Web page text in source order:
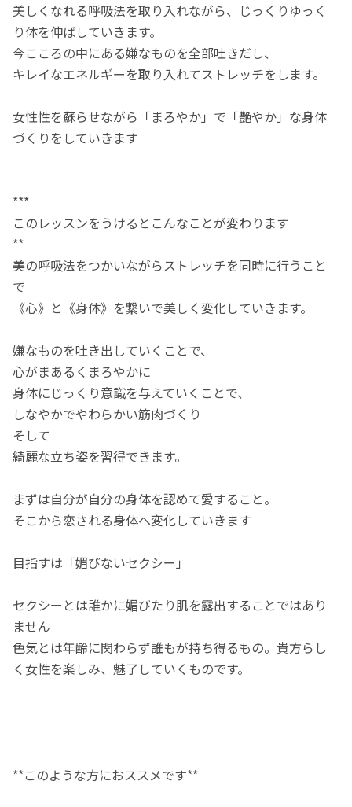
美しくなれる呼吸法を取り入れながら、じっくりゆっく
り体を伸ばしていきます。
今こころの中にある嫌なものを全部吐きだし、
キレイなエネルギーを取り入れてストレッチをします。
女性性を蘇らせながら「まろやか」で「艶やか」な身体
づくりをしていきます
***
このレッスンをうけるとこんなことが変わります
**
美の呼吸法をつかいながらストレッチを同時に行うこと
で
《心》と《身体》を繋いで美しく変化していきます。
嫌なものを吐き出していくことで、
心がまあるくまろやかに
身体にじっくり意識を与えていくことで、
しなやかでやわらかい筋肉づくり
そして
綺麗な立ち姿を習得できます。
まずは自分が自分の身体を認めて愛すること。
そこから恋される身体へ変化していきます
目指すは「媚びないセクシー」
セクシーとは誰かに媚びたり肌を露出することではあり
ません
色気とは年齢に関わらず誰もが持ち得るもの。貴方らし
く女性を楽しみ、魅了していくものです。
**このような方におススメです**